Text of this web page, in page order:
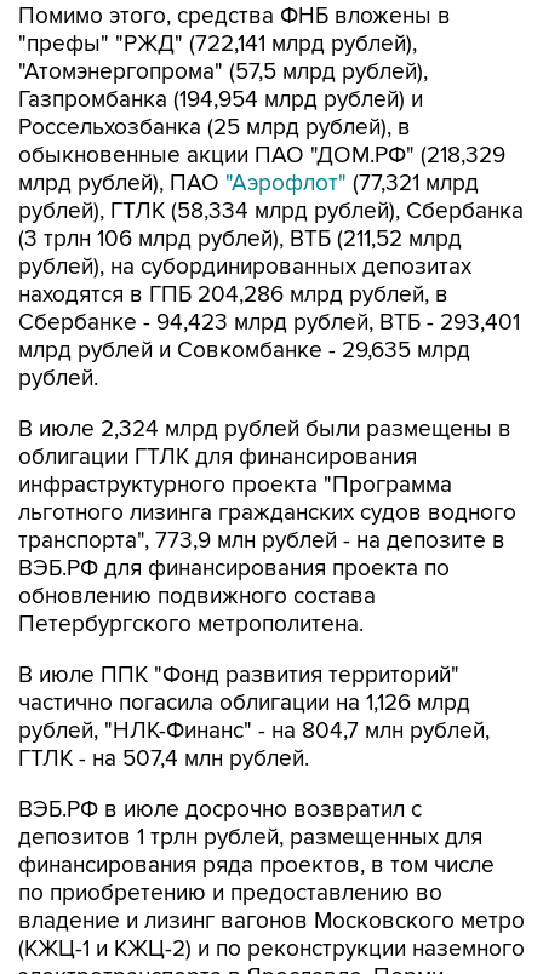
Помимо этого, средства ФНБ вложены в
"префы" "РЖД" (722,141 млрд рублей),
"Атомэнергопрома" (57,5 млрд рублей),
Газпромбанка (194,954 млрд рублей) и
Россельхозбанка (25 млрд рублей), в
обыкновенные акции ПАО "ДОМ.РФ" (218,329
млрд рублей), ПАО "Аэрофлот" (77,321 млрд
рублей), ГТЛК (58,334 млрд рублей), Сбербанка
(3 трлн 106 млрд рублей), ВТБ (211,52 млрд
рублей), на субординированных депозитах
находятся в ГПБ 204,286 млрд рублей, в
Сбербанке - 94,423 млрд рублей, ВТБ - 293,401
млрд рублей и Совкомбанке - 29,635 млрд
рублей.
В июле 2,324 млрд рублей были размещены в
облигации ГТЛК для финансирования
инфраструктурного проекта "Программа
льготного лизинга гражданских судов водного
транспорта", 773,9 млн рублей - на депозите в
ВЭБ.РФ для финансирования проекта по
обновлению подвижного состава
Петербургского метрополитена.
В июле ППК "Фонд развития территорий"
частично погасила облигации на 1,126 млрд
рублей, "НЛК-Финанс" - на 804,7 млн рублей,
ГТЛК - на 507,4 млн рублей.
ВЭБ.РФ в июле досрочно возвратил с
депозитов 1 трлн рублей, размещенных для
финансирования ряда проектов, в том числе
по приобретению и предоставлению во
владение и лизинг вагонов Московского метро
(КЖЦ-1 и КЖЦ-2) и по реконструкции наземного